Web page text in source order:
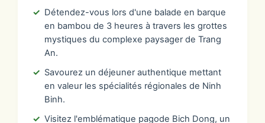
Détendez-vous lors d'une balade en barque
en bambou de 3 heures à travers les grottes
mystiques du complexe paysager de Trang
An.
Savourez un déjeuner authentique mettant
en valeur les spécialités régionales de Ninh
Binh.
Visitez l'emblématique pagode Bich Dong, un